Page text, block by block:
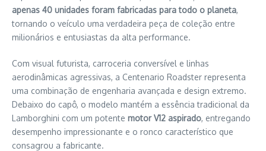
apenas 40 unidades foram fabricadas para todo o planeta,
tornando o veículo uma verdadeira peça de coleção entre
milionários e entusiastas da alta performance.
Com visual futurista, carroceria conversível e linhas
aerodinâmicas agressivas, a Centenario Roadster representa
uma combinação de engenharia avançada e design extremo.
Debaixo do capô, o modelo mantém a essência tradicional da
Lamborghini com um potente motor V12 aspirado, entregando
desempenho impressionante e o ronco característico que
consagrou a fabricante.